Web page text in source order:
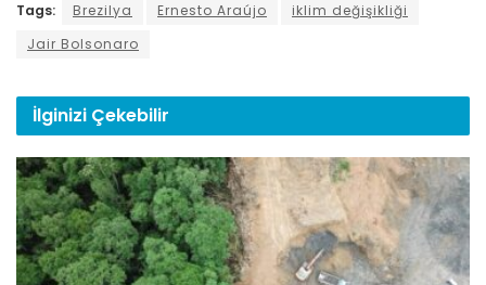
Tags: Brezilya Ernesto Araújo
iklim değişikliği
Jair Bolsonaro
İlginizi Çekebilir